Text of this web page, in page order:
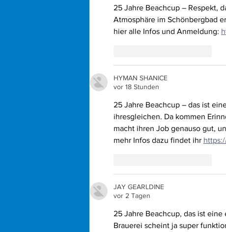
25 Jahre Beachcup – Respekt,
Atmosphäre im Schönbergbad
hier alle Infos und Anmeldung:
HYMAN SHANICE
vor 18 Stunden
25 Jahre Beachcup – das ist
ihresgleichen. Da kommen
macht ihren Job genauso gut,
mehr Infos dazu findet ihr
JAY GEARLDINE
vor 2 Tagen
25 Jahre Beachcup, das ist
Brauerei scheint ja super